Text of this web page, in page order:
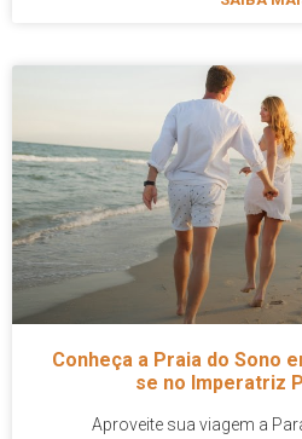
Conheça a Praia do Sono
se no Imperatriz
Aproveite sua viagem a